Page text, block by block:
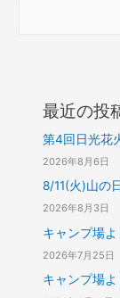
最近の投
第4回日光花
2026年8月6日
8/11(火)山の
2026年8月3日
キャンプ場
2026年7月25日
キャンプ場